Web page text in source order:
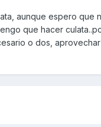
aunque espero que
que hacer
o dos,